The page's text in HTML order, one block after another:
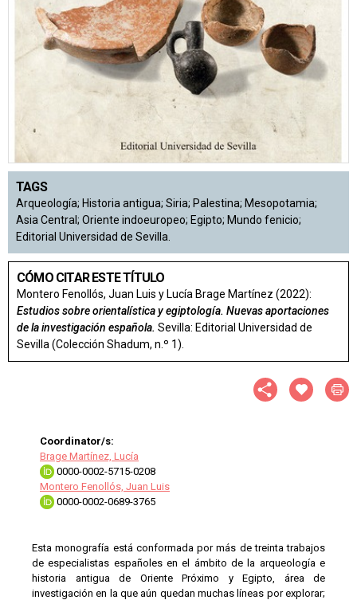
TAGS
Arqueología; Historia antigua; Siria; Palestina; Mesopotamia;
Asia Central; Oriente indoeuropeo; Egipto; Mundo fenicio;
Editorial Universidad de Sevilla.
CÓMO CITAR ESTE TÍTULO
Montero Fenollós, Juan Luis y Lucía Brage Martínez (2022):
Estudios sobre orientalística y egiptología. Nuevas aportaciones
de la investigación española. Sevilla: Editorial Universidad de
Sevilla (Colección Shadum, n.º 1).
Coordinator/s:
Brage Martínez, Lucía
0000-0002-5715-0208
Montero Fenollós, Juan Luis
0000-0002-0689-3765
Esta monografía está conformada por más de treinta trabajos
de especialistas españoles en el ámbito de la arqueología e
historia antigua de Oriente Próximo y Egipto, área de
investigación en la que aún quedan muchas líneas por explorar;